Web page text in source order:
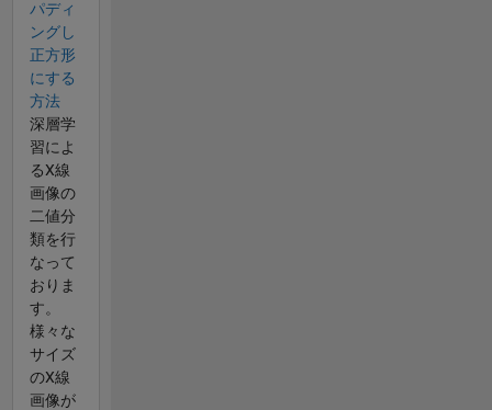
パディ
ングし
正方形
にする
方法
深層学
習によ
るX線
画像の
二値分
類を行
なって
おりま
す。
様々な
サイズ
のX線
画像が